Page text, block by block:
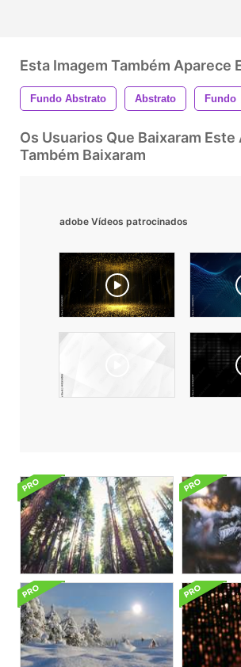
Esta Imagem Também Aparece
Fundo Abstrato Abstrato Fundo
Os Usuarios Que Baixaram Este
Também Baixaram
adobe Vídeos patrocinados